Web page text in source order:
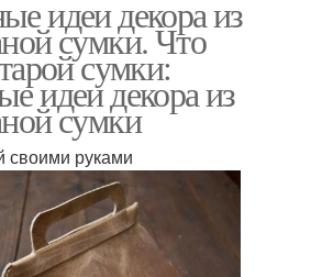
идеи декора из
сумки. Что
сумки:
идеи декора из
сумки
своими руками